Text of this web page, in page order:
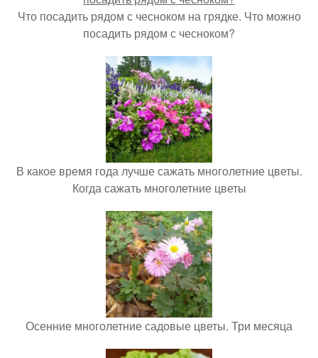
Что посадить рядом с чесноком на грядке. Что можно
посадить рядом с чесноком?
В какое время года лучше сажать многолетние цветы.
Когда сажать многолетние цветы
Осенние многолетние садовые цветы. Три месяца